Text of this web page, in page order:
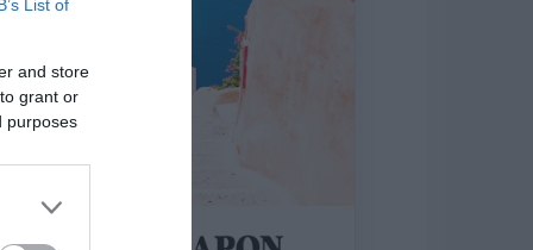
List of
and store
grant or
purposes